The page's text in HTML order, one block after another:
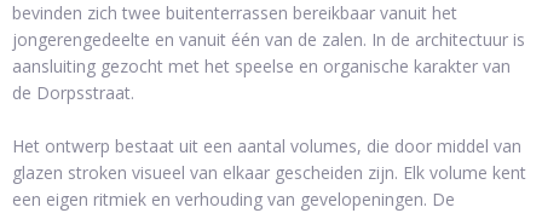
bevinden zich twee buitenterrassen bereikbaar vanuit het
jongerengedeelte en vanuit één van de zalen. In de architectuur is
aansluiting gezocht met het speelse en organische karakter van
de Dorpsstraat.
Het ontwerp bestaat uit een aantal volumes, die door middel van
glazen stroken visueel van elkaar gescheiden zijn. Elk volume kent
een eigen ritmiek en verhouding van gevelopeningen. De